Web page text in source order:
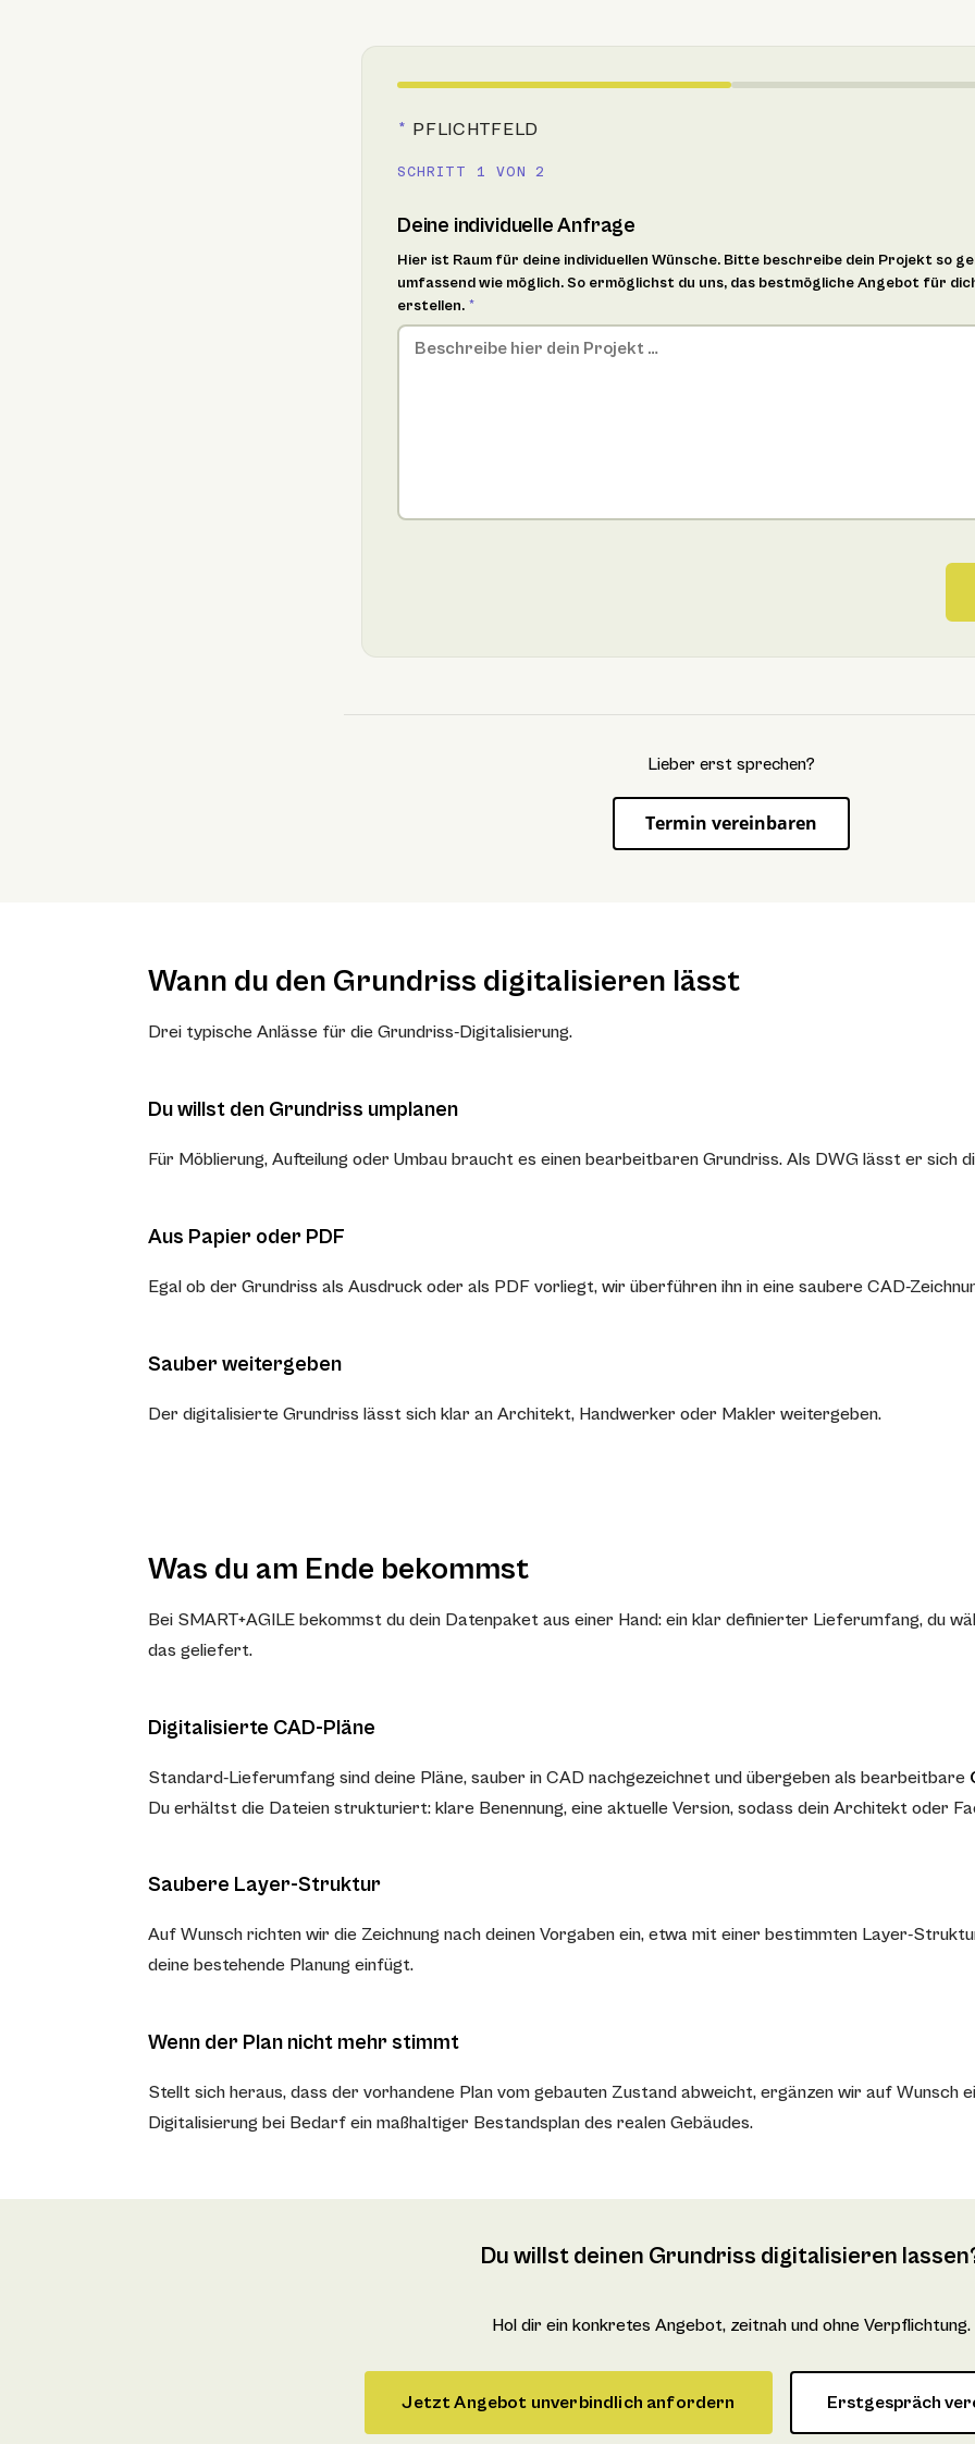
* PFLICHTFELD
SCHRITT 1 VON 2
Deine individuelle Anfrage
Hier ist Raum für deine individuellen Wünsche. Bitte beschreibe dein Projekt so
umfassend wie möglich. So ermöglichst du uns, das bestmögliche Angebot für
erstellen. *
Lieber erst sprechen?
Termin vereinbaren
Wann du den Grundriss digitalisieren lässt
Drei typische Anlässe für die Grundriss-Digitalisierung.
Du willst den Grundriss umplanen
Für Möblierung, Aufteilung oder Umbau braucht es einen bearbeitbaren Grundriss. Als DWG lässt er sich
Aus Papier oder PDF
Egal ob der Grundriss als Ausdruck oder als PDF vorliegt, wir überführen ihn in eine saubere CAD-
Sauber weitergeben
Der digitalisierte Grundriss lässt sich klar an Architekt, Handwerker oder Makler weitergeben.
Was du am Ende bekommst
Bei SMART+AGILE bekommst du dein Datenpaket aus einer Hand: ein klar definierter Lieferumfang, du
das geliefert.
Digitalisierte CAD-Pläne
Standard-Lieferumfang sind deine Pläne, sauber in CAD nachgezeichnet und übergeben als bearbeitbare
Du erhältst die Dateien strukturiert: klare Benennung, eine aktuelle Version, sodass dein Architekt oder
Saubere Layer-Struktur
Auf Wunsch richten wir die Zeichnung nach deinen Vorgaben ein, etwa mit einer bestimmten Layer-
deine bestehende Planung einfügt.
Wenn der Plan nicht mehr stimmt
Stellt sich heraus, dass der vorhandene Plan vom gebauten Zustand abweicht, ergänzen wir auf Wunsch
Digitalisierung bei Bedarf ein maßhaltiger Bestandsplan des realen Gebäudes.
Du willst deinen Grundriss digitalisieren
Hol dir ein konkretes Angebot, zeitnah und ohne Verpflichtung.
Jetzt Angebot unverbindlich anfordern Erstgespräch